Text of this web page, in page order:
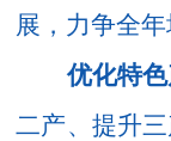
展，力争全
优化特
二产、提升